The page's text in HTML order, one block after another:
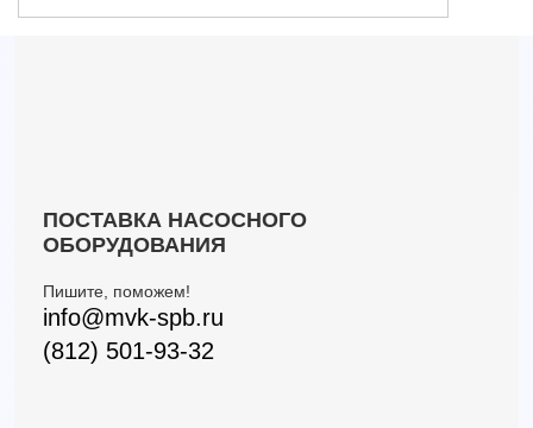
ПОСТАВКА НАСОСНОГО
ОБОРУДОВАНИЯ
Пишите, поможем!
info@mvk-spb.ru
(812) 501-93-32